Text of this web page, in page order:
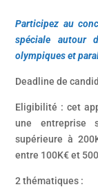
Participez au
spéciale autour
olympiques et
Deadline de
Eligibilité : cet
une entreprise
supérieure à
entre 100K€ et
2 thématiques :